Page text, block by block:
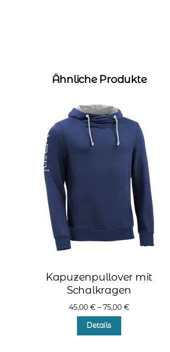
Ähnliche Produkte
Kapuzenpullover mit
Schalkragen
45,00 €– 75,00 €
Details